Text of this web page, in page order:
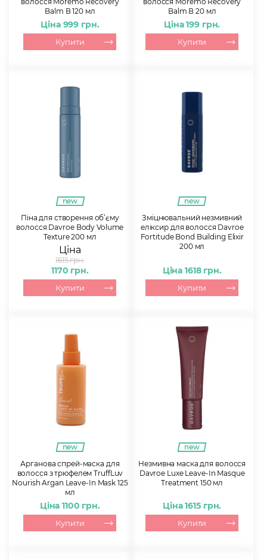
Balm В 120 мл
Ціна 999 грн.
Купити
Balm В 20 мл
Ціна 199 грн.
Купити
new
Піна для створення об’єму
волосся Davroe Body Volume
Texture 200 мл
Ціна
1615 грн.
1170 грн.
Купити
new
Зміцнювальний незмивний
еліксир для волосся Davroe
Fortitude Bond Building Elixir
200 мл
Ціна 1618 грн.
Купити
new
Арганова спрей-маска для
волосся з трюфелем TruffLuv
Nourish Argan Leave-In Mask 125
мл
Ціна 1100 грн.
Купити
new
Незмивна маска для волосся
Davroe Luxe Leave-In Masque
Treatment 150 мл
Ціна 1615 грн.
Купити